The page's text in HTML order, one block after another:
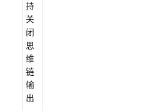
持
关
闭
思
维
链
输
出